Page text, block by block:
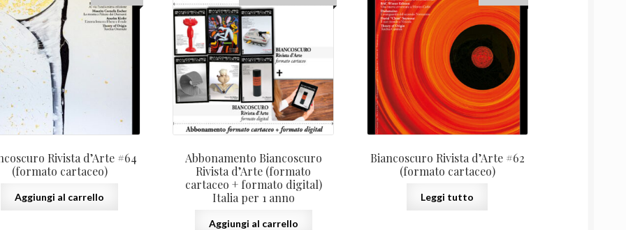
Rivista d’Arte #64
(formato cartaceo)
Aggiungi al carrello
Abbonamento Biancoscuro
Rivista d’Arte (formato
cartaceo + formato digital)
Italia per 1 anno
prezzo
138,00 €.
prezzo
Aggiungi al carrello
Biancoscuro Rivista d’Arte #62
(formato cartaceo)
Leggi tutto